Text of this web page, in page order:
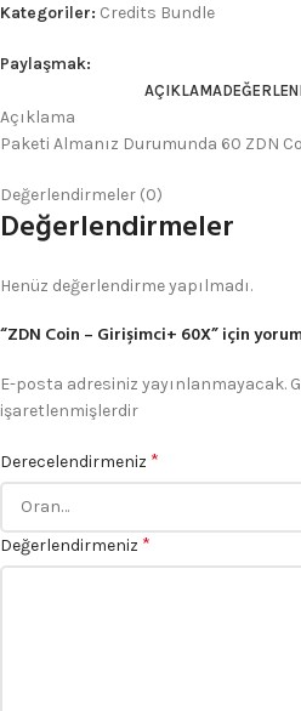
Kategoriler: Credits Bundle
Paylaşmak:
AÇIKLAMA
Açıklama
Paketi Almanız Durumunda 60 ZDN
Değerlendirmeler (0)
Değerlendirmeler
Henüz değerlendirme yapılmadı.
“ZDN Coin – Girişimci+ 60X” için
E-posta adresiniz yayınlanmayacak.
işaretlenmişlerdir
Derecelendirmeniz *
Değerlendirmeniz *